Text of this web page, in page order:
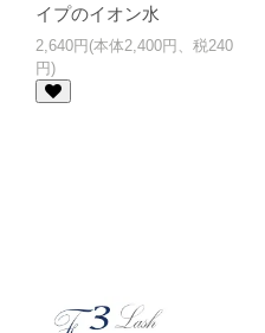
イプのイオン水
2,640円(本体2,400円、税240
円)